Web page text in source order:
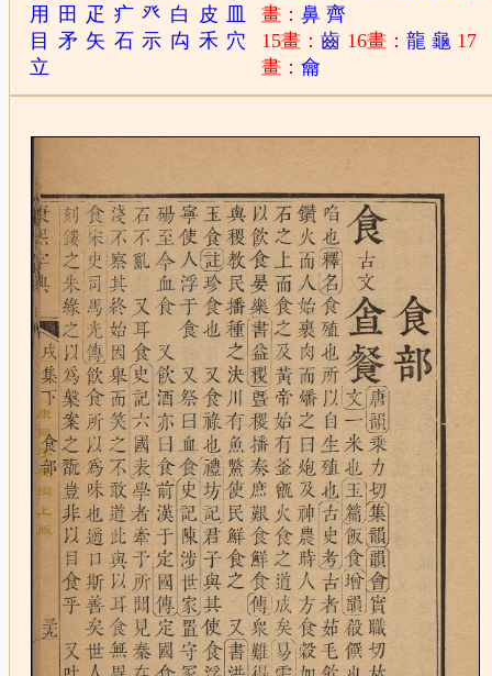
用
田 疋 疒 癶 白 皮
目
矛 矢 石 示 禸 禾 穴
立
畫：鼻 齊
15畫：齒 16畫： 龍 龜 17
畫：龠